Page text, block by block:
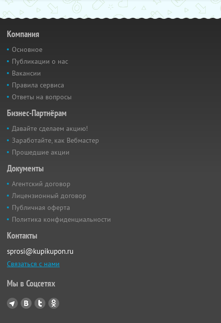
Компания
Основное
Публикации о нас
Вакансии
Правила сервиса
Ответы на вопросы
Бизнес-Партнёрам
Давайте сделаем акцию!
Заработайте, как Вебмастер
Прошедшие акции
Документы
Агентский договор
Лицензионный договор
Публичная оферта
Политика конфиденциальности
Контакты
sprosi@kupikupon.ru
Связаться с нами
Мы в Соцсетях